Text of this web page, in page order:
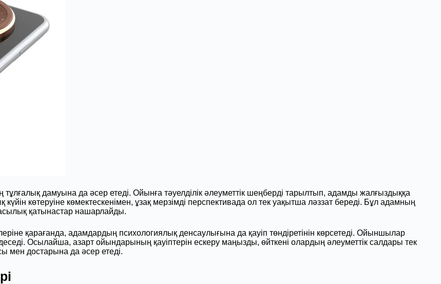
дамуына да әсер етеді. Ойынға тәуелділік әлеуметтік шеңберді тарылтып, адамды жалғыздыққа
көтеруіне көмектескенімен, ұзақ мерзімді перспективада ол тек уақытша ләззат береді. Бұл адамның
қатынастар нашарлайды.
қарағанда, адамдардың психологиялық денсаулығына да қауіп төндіретінін көрсетеді. Ойыншылар
Осылайша, азарт ойындарының қауіптерін ескеру маңызды, өйткені олардың әлеуметтік салдары тек
мен достарына да әсер етеді.